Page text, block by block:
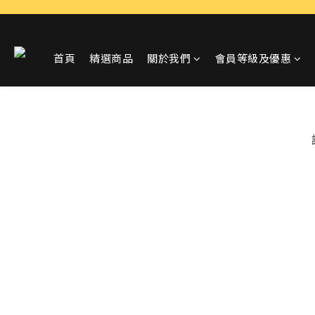
首頁 精選商品 關於我們 會員等級及優惠